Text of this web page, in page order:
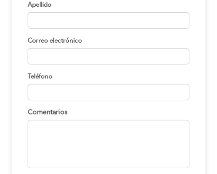
Apellido
Correo electrónico
Teléfono
Comentarios